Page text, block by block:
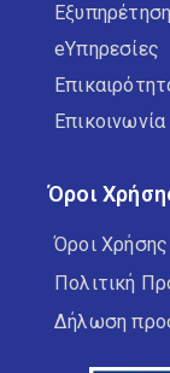
eΥπηρεσίες
Επικοινωνία
Όροι
Όροι Χρήσης
Πολιτική
Δήλωση